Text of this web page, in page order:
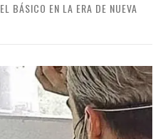
EL BÁSICO EN LA ERA DE NUEVA